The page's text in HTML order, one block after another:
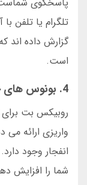
تلگرام یا تلفن
است.
4. بونوس های جذاب
واریزی ارائه
انفجار وجود
شما را افزایش